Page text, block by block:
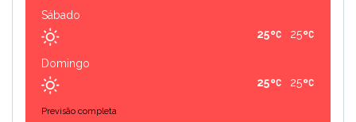
Sábado
25
25
Domingo
25
25
Previsão completa